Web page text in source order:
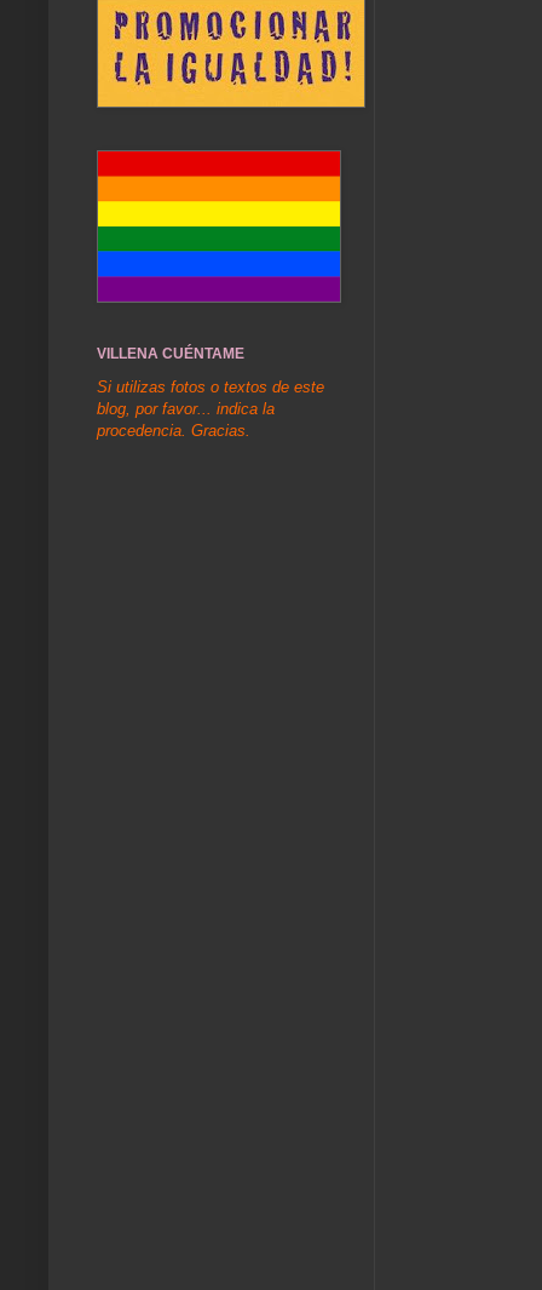
VILLENA CUÉNTAME
Si utilizas fotos o textos de este
blog, por favor... indica la
procedencia. Gracias.